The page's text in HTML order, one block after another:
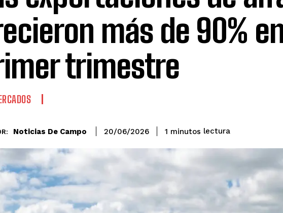
más de 90%
trimestre
Noticias De Campo 20/06/2026 1 minutos lectura